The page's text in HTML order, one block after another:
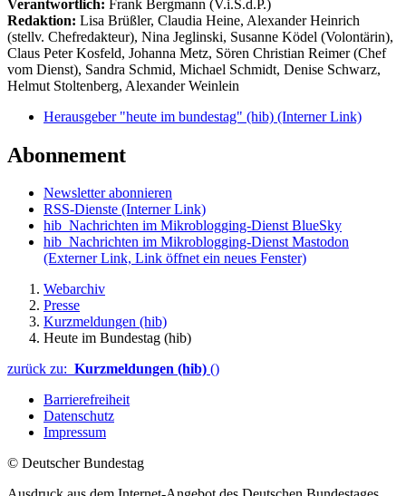
Verantwortlich: Frank Bergmann (V.i.S.d.P.)
Redaktion: Lisa Brüßler, Claudia Heine, Alexander Heinrich
(stellv. Chefredakteur), Nina Jeglinski, Susanne Ködel (Volontärin),
Claus Peter Kosfeld, Johanna Metz, Sören Christian Reimer (Chef
vom Dienst), Sandra Schmid, Michael Schmidt, Denise Schwarz,
Helmut Stoltenberg, Alexander Weinlein
Herausgeber "heute im bundestag" (hib) (Interner Link)
Abonnement
Newsletter abonnieren
RSS-Dienste (Interner Link)
hib_Nachrichten im Mikroblogging-Dienst BlueSky
hib_Nachrichten im Mikroblogging-Dienst Mastodon
(Externer Link, Link öffnet ein neues Fenster)
Webarchiv
Presse
Kurzmeldungen (hib)
Heute im Bundestag (hib)
zurück zu: Kurzmeldungen (hib) ()
Barrierefreiheit
Datenschutz
Impressum
© Deutscher Bundestag